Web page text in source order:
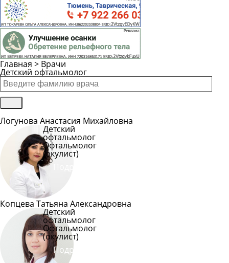
Главная > Врачи
Детский офтальмолог
Логунова Анастасия Михайловна
Детский
офтальмолог
Офтальмолог
(окулист)
Копцева Татьяна Александровна
Детский
офтальмолог
Офтальмолог
(окулист)
Подробнее